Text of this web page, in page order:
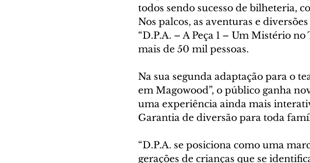
todos sendo sucesso de bilheteria,
Nos palcos, as aventuras e
“D.P.A. – A Peça 1 – Um Mistério
mais de 50 mil pessoas.
Na sua segunda adaptação para o
em Magowood”, o público ganha
uma experiência ainda mais
Garantia de diversão para toda
“D.P.A. se posiciona como uma
gerações de crianças que se